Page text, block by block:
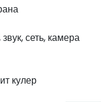
сеть, камера
кулер